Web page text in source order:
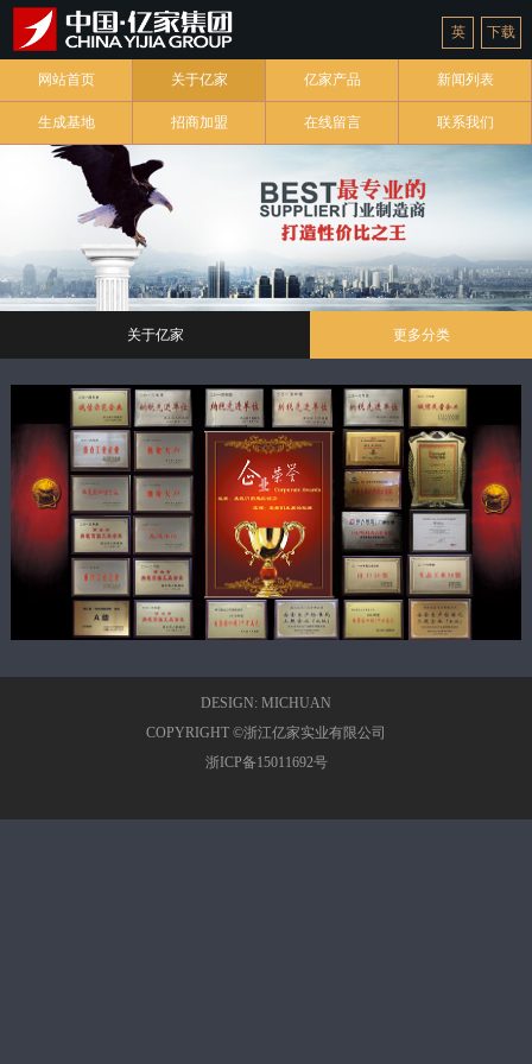
下载
英
网站首页 关于亿家 亿家产品 新闻列表
生成基地 招商加盟 在线留言 联系我们
关于亿家 更多分类
DESIGN: MICHUAN
COPYRIGHT ©浙江亿家实业有限公司
浙ICP备15011692号